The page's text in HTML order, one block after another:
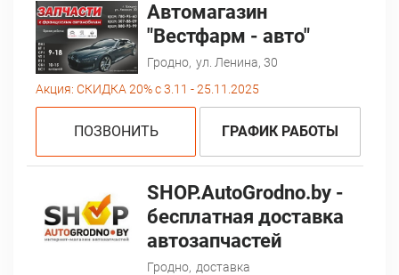
Автомагазин
"Вестфарм - авто"
Гродно, ул. Ленина, 30
Акция: СКИДКА 20% с 3.11 - 25.11.2025
ПОЗВОНИТЬ ГРАФИК РАБОТЫ
SHOP.AutoGrodno.by -
бесплатная доставка
автозапчастей
Гродно, доставка